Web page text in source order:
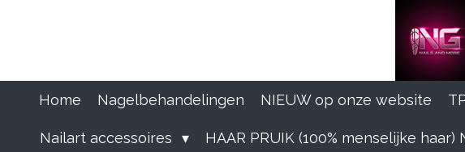
Home Nagelbehandelingen NIEUW op onze website
Nailart accessoires HAAR PRUIK (100% menselijke haar)